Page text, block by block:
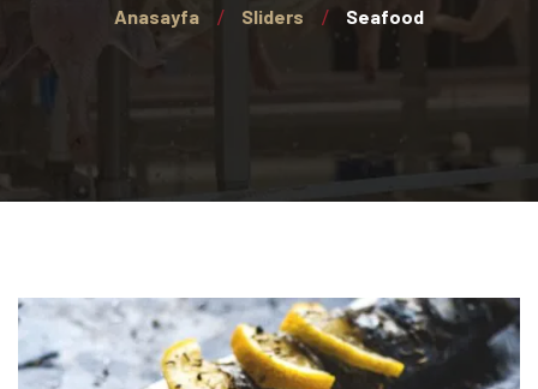
Anasayfa Sliders Seafood